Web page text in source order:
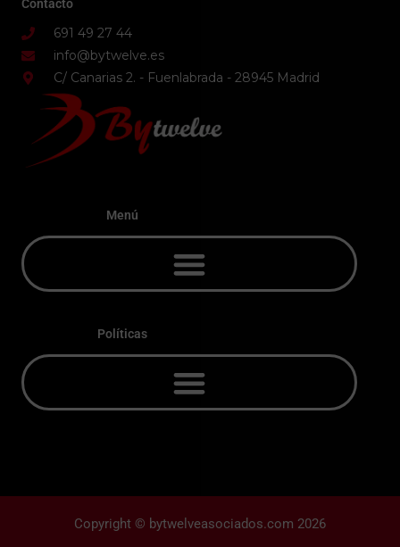
Contacto
691 49 27 44
info@bytwelve.es
C/ Canarias 2. - Fuenlabrada - 28945 Madrid
Menú
Políticas
Copyright © bytwelveasociados.com 2026